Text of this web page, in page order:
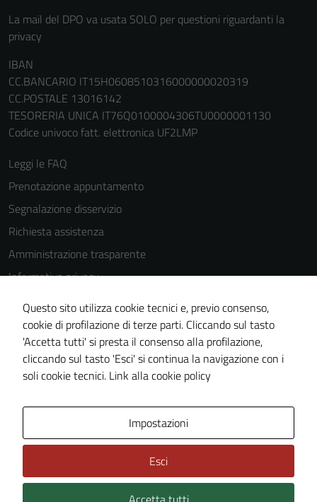
La mail del DPO va usata SOLO per questioni riguardanti la
privacy
IBAN
CC.BANCARIO IT15H0608510316000000020319
CC.POSTALE 13016142
TESORERIA UNICA IT76Q0100004306TU0000001130
Codice univoco fatt. elettronica UF2LMP
Leggi le FAQ
Prenotazione appuntamento
Segnalazione disservizio
Richiesta assistenza
Amministrazione trasparente
Informativa privacy
Cookie Policy
Note legali
Dichiarazione di accessibilità
Piano di miglioramento del sito
Questo sito utilizza cookie tecnici e, previo consenso,
cookie di profilazione di terze parti. Cliccando sul tasto
'Accetta tutti' si presta il consenso alla profilazione,
cliccando sul tasto 'Esci' si continua la navigazione con i
soli cookie tecnici. Link alla cookie policy
Impostazioni
Esci
essere
informazioni